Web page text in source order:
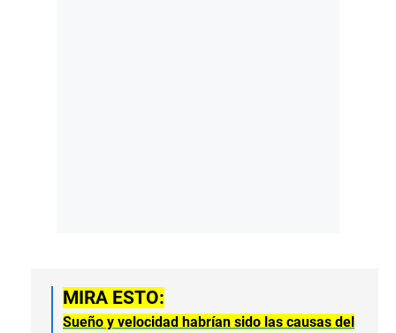
MIRA ESTO:
Sueño y velocidad habrían sido las causas del